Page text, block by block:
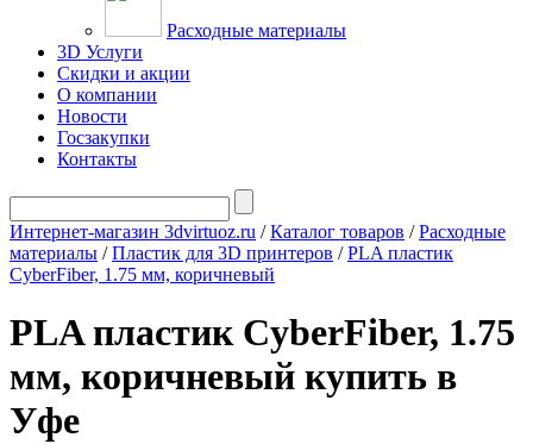
Расходные материалы
3D Услуги
Скидки и акции
О компании
Новости
Госзакупки
Контакты
Интернет-магазин 3dvirtuoz.ru /Каталог товаров /Расходные
материалы /Пластик для 3D принтеров /PLA пластик
CyberFiber, 1.75 мм, коричневый
PLA пластик CyberFiber, 1.75
мм, коричневый купить в
Уфе